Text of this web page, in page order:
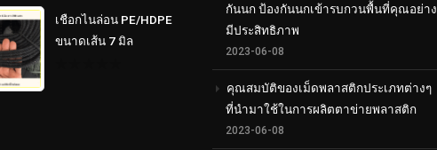
5
เชือกไนล่อน PE/HDPE
ขนาดเส้น 7 มิล
กันนก ป้องกันนกเข้ารบกวนพื้นที่คุณอย่าง
มีประสิทธิภาพ
2023-06-08
คุณสมบัติของเม็ดพลาสติกประเภทต่างๆ
ที่นำมาใช้ในการผลิตตาข่ายพลาสติก
2023-06-08